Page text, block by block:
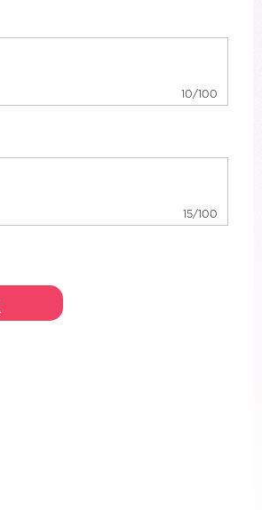
10/100
15/100